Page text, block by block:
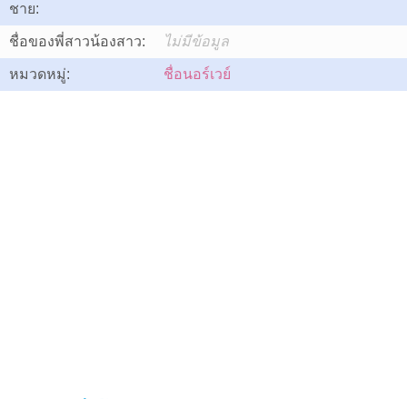
ชาย:
ชื่อของพี่สาวน้องสาว: ไม่มีข้อมูล
หมวดหมู่: ชื่อนอร์เวย์